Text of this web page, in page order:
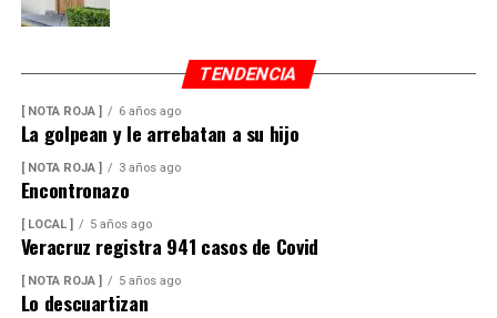
TENDENCIA
[ NOTA ROJA ] 6 años ago
La golpean y le arrebatan a su hijo
[ NOTA ROJA ] 3 años ago
Encontronazo
[ LOCAL ] 5 años ago
Veracruz registra 941 casos de Covid
[ NOTA ROJA ] 5 años ago
Lo descuartizan